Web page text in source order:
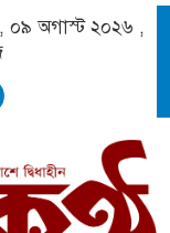
০৯ অগাস্ট ২০২৬ ,